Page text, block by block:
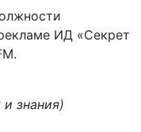
ИД «Секрет
знания)